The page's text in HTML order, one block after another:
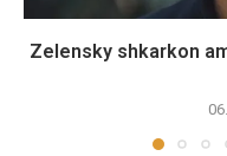
Zelensky shkarkon